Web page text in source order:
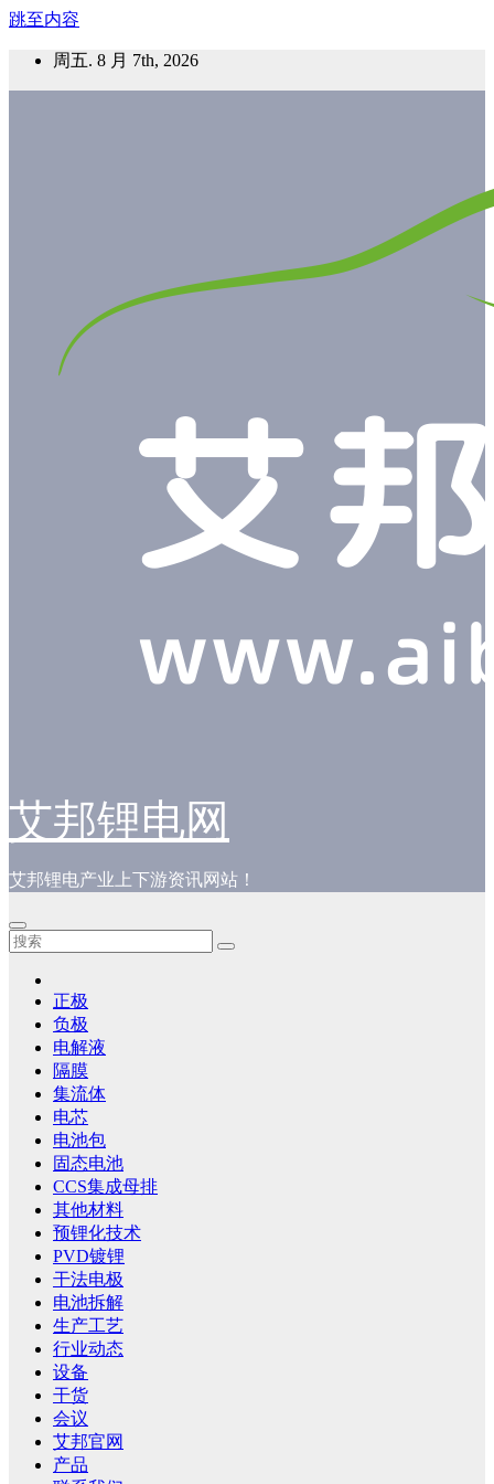
跳至内容
周五. 8 月 7th, 2026
艾邦锂电网
艾邦锂电产业上下游资讯网站！
正极
负极
电解液
隔膜
集流体
电芯
电池包
固态电池
CCS集成母排
其他材料
预锂化技术
PVD镀锂
干法电极
电池拆解
生产工艺
行业动态
设备
干货
会议
艾邦官网
产品